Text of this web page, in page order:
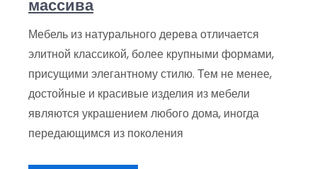
массива
Мебель из натурального дерева отличается
элитной классикой, более крупными формами,
присущими элегантному стилю. Тем не менее,
достойные и красивые изделия из мебели
являются украшением любого дома, иногда
передающимся из поколения